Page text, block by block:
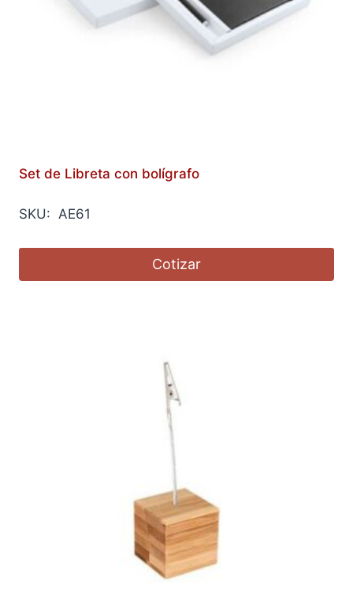
Set de Libreta con bolígrafo
SKU: AE61
Cotizar